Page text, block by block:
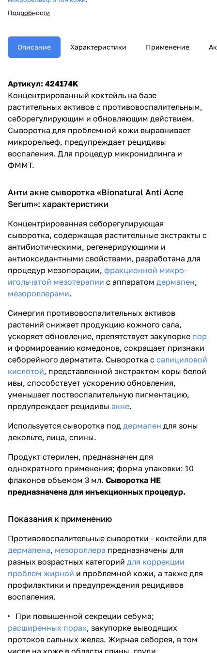
Ускорение обновления и
местного иммунитета;
уменьшение симптомов
Подробности
Описание Характеристики Применение
Артикул: 424174K
Концентрированный коктейль на базе
растительных активов с противовоспалительным,
себорегулирующим и обновляющим действием.
Сыворотка для проблемной кожи выравнивает
микрорельеф, предупреждает рецидивы
воспаления. Для процедур микронидлинга и
ФММТ.
Анти акне сыворотка «Bionatural Anti Acne
Serum»: характеристики
Концентрированная себорегулирующая
сыворотка, содержащая растительные экстракты с
антибиотическими, регенерирующими и
антиоксидантными свойствами, разработана для
процедур мезопорации, фракционной микро-
игольчатой мезотерапии с аппаратом дермапен,
мезороллерами.
Синергия противовоспалительных активов
растений снижает продукцию кожного сала,
ускоряет обновление, препятствует закупорке пор
и формированию комедонов, сокращает признаки
себорейного дерматита. Сыворотка с салициловой
кислотой, представленной экстрактом коры белой
ивы, способствует ускорению обновления,
уменьшает поствоспалительную пигментацию,
предупреждает рецидивы акне.
Используется сыворотка под дермапен для зоны
декольте, лица, спины.
Продукт стерилен, предназначен для
однократного применения; форма упаковки: 10
флаконов объемом 3 мл. Сыворотка НЕ
предназначена для инъекционных процедур.
Показания к применению
Противовоспалительные сыворотки - коктейли для
дермапена, мезороллера предназначены для
разных возрастных категорий для коррекции
проблем жирной и проблемной кожи, а также для
профилактики и предупреждения рецидивов
воспаления.
При повышенной секреции себума;
расширенных порах, закупорке выводящих
протоков сальных желез. Жирная себорея, в том
числе на коже в области спины, груди.